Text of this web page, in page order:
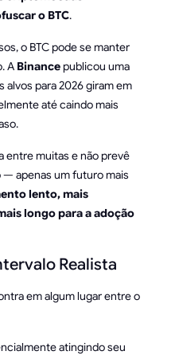
o BTC.
o BTC pode se manter
A Binancepublicou uma
alvos para 2026 giram em
até caindo mais
entre muitas e não prevê
apenas um futuro mais
lento, mais
longo para a adoção
Realista
em algum lugar entre o
atingindo seu